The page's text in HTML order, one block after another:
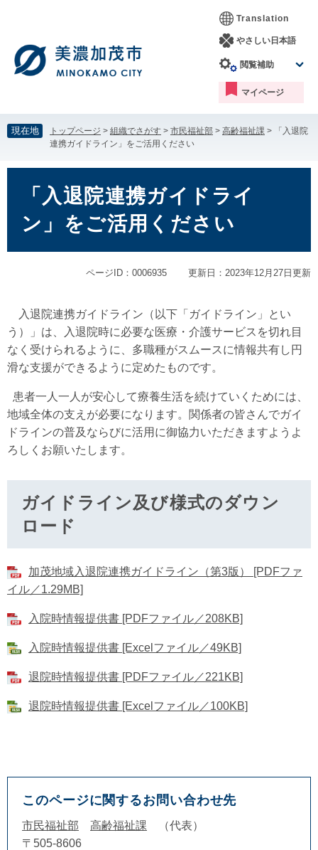
す。
し
て
本
へ
Translation
やさしい日本語
閲覧補助
マイページ
現在地 トップページ > 組織でさがす > 市民福祉部 > 高齢福祉課 >
「入退院
連携ガイドライン」をご活用ください
「入退院連携ガイドライ
ン」をご活用ください
ページID：0006935 更新日：2023年12月27日更新
入退院連携ガイドライン（以下「ガイドライン」とい
う）」は、入退院時に必要な医療・介護サービスを切れ目
なく受けられるように、多職種がスムースに情報共有し円
滑な支援ができるように定めたものです。
患者一人一人が安心して療養生活を続けていくためには、
地域全体の支えが必要になります。関係者の皆さんでガイ
ドラインの普及ならびに活用に御協力いただきますようよ
ろしくお願いたします。
ガイドライン及び様式のダウン
ロード
加茂地域入退院連携ガイドライン（第3版） [PDFファ
イル／1.29MB]
入院時情報提供書 [PDFファイル／208KB]
入院時情報提供書 [Excelファイル／49KB]
退院時情報提供書 [PDFファイル／221KB]
退院時情報提供書 [Excelファイル／100KB]
このページに関するお問い合わせ先
市民福祉部 高齢福祉課
代表
〒505-8606